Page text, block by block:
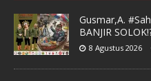
Gusmar,A.
BANJIR
8 Agustus 2026